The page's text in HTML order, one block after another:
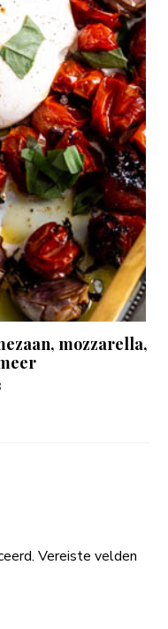
mozzarella,
Vereiste velden